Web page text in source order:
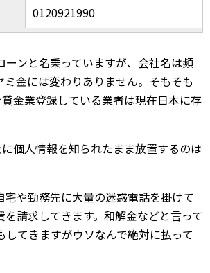
0120921990
ンと名乗っていますが、会社名は頻
ミ金には変わりありません。そもそも
貸金業登録している業者は現在日本に存
個人情報を知られたまま放置するのは
宅や勤務先に大量の迷惑電話を掛けて
を請求してきます。和解金などと言って
してきますがウソなんで絶対に払って